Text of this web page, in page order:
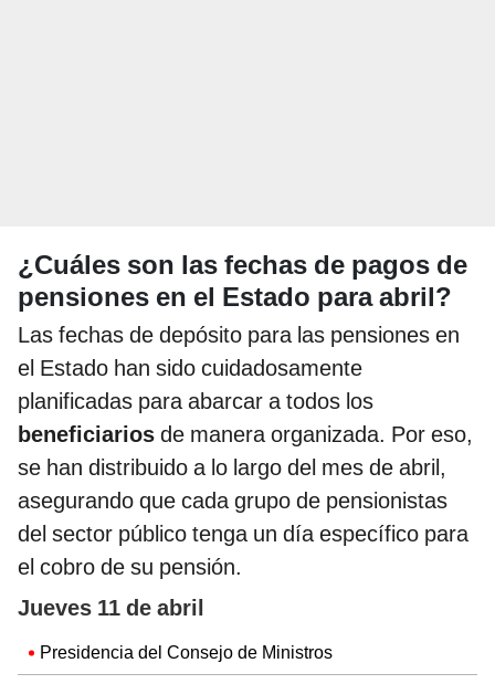
¿Cuáles son las fechas de pagos de
pensiones en el Estado para abril?
Las fechas de depósito para las pensiones en
el Estado han sido cuidadosamente
planificadas para abarcar a todos los
beneficiarios de manera organizada. Por eso,
se han distribuido a lo largo del mes de abril,
asegurando que cada grupo de pensionistas
del sector público tenga un día específico para
el cobro de su pensión.
Jueves 11 de abril
Presidencia del Consejo de Ministros